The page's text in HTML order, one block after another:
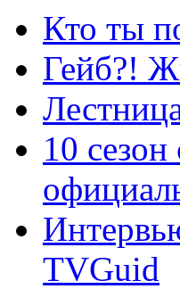
Кто ты
Гейб?!
10
TVGuid